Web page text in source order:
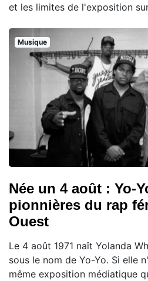
et les limites de l'exposition
Musique
Née un 4 août : Yo-
pionnières du rap
Ouest
Le 4 août 1971 naît Yolanda
sous le nom de Yo-Yo. Si elle
même exposition médiatique